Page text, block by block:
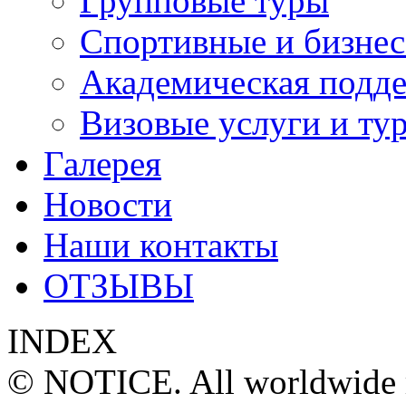
Спортивные и
Академическая
Визовые услуги и
Галерея
Новости
Наши контакты
ОТЗЫВЫ
INDEX
© NOTICE. All worldwide